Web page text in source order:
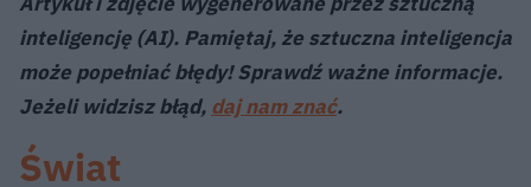
inteligencję (AI). Pamiętaj, że sztuczna inteligencja
może popełniać błędy! Sprawdź ważne informacje.
Jeżeli widzisz błąd, daj nam znać.
Świat